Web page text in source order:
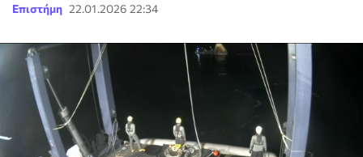
Επιστήμη 22.01.2026 22:34